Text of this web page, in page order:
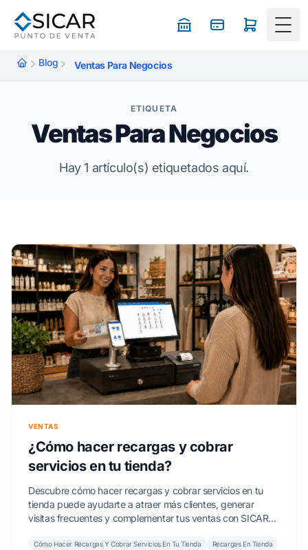
Blog Ventas Para Negocios
ETIQUETA
Ventas Para Negocios
Hay 1 artículo(s) etiquetados aquí.
VENTAS
¿Cómo hacer recargas y cobrar
servicios en tu tienda?
Descubre cómo hacer recargas y cobrar servicios en tu
tienda puede ayudarte a atraer más clientes, generar
visitas frecuentes y complementar tus ventas con SICAR
Cómo Hacer Recargas Y Cobrar Servicios En Tu Tienda Recargas En Tienda